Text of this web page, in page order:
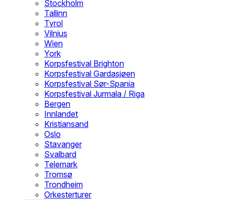
Stockholm
Tallinn
Tyrol
Vilnius
Wien
York
Korpsfestival Brighton
Korpsfestival Gardasjøen
Korpsfestival Sør-Spania
Korpsfestival Jurmala / Riga
Bergen
Innlandet
Kristiansand
Oslo
Stavanger
Svalbard
Telemark
Tromsø
Trondheim
Orkesterturer